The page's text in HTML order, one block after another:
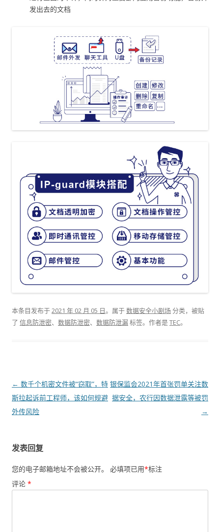
发出去的文档
本条目发布于2021 年 02 月 05 日。属于数据安全小剧场分类，被贴
了 信息防泄密、 数据防泄密、 数据防泄漏标签。 作者是TEC。
文章导航
← 数千个机密文件被“窃取”，特
斯拉起诉前工程师，该如何规避
外传风险
银保监会2021年首张罚单关注数
据安全，农行因数据泄露等被罚
→
发表回复
您的电子邮箱地址不会被公开。 必填项已用*标注
评论 *